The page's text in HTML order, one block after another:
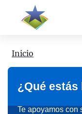
Inicio
¿Qué
Te apoyamos con